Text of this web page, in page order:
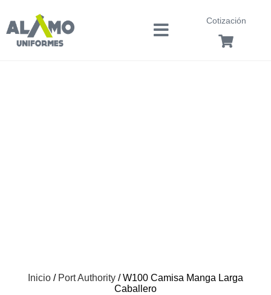
Cotización
Inicio / Port Authority / W100 Camisa Manga Larga
Caballero